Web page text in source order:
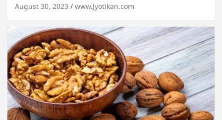
August 30, 2023 www.Jyotikan.com